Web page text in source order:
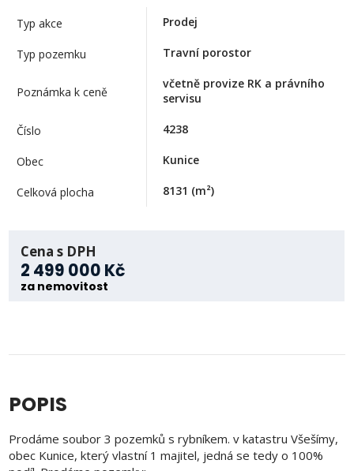
Typ akce Prodej
Typ pozemku Travní porostor
Poznámka k ceně
včetně provize RK a právního
servisu
Číslo 4238
Obec Kunice
Celková plocha 8131 (m²)
Cena s DPH
2 499 000 Kč
za nemovitost
POPIS
Prodáme soubor 3 pozemků s rybníkem. v katastru Všešímy,
obec Kunice, který vlastní 1 majitel, jedná se tedy o 100%